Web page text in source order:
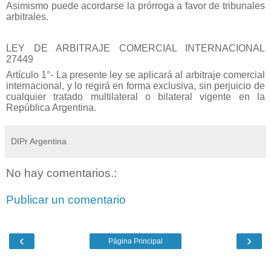
Asimismo puede acordarse la prórroga a favor de tribunales
arbitrales.
LEY DE ARBITRAJE COMERCIAL INTERNACIONAL
27449
Artículo 1°- La presente ley se aplicará al arbitraje comercial
internacional, y lo regirá en forma exclusiva, sin perjuicio de
cualquier tratado multilateral o bilateral vigente en la
República Argentina.
DIPr Argentina
No hay comentarios.:
Publicar un comentario
‹ ›
Página Principal